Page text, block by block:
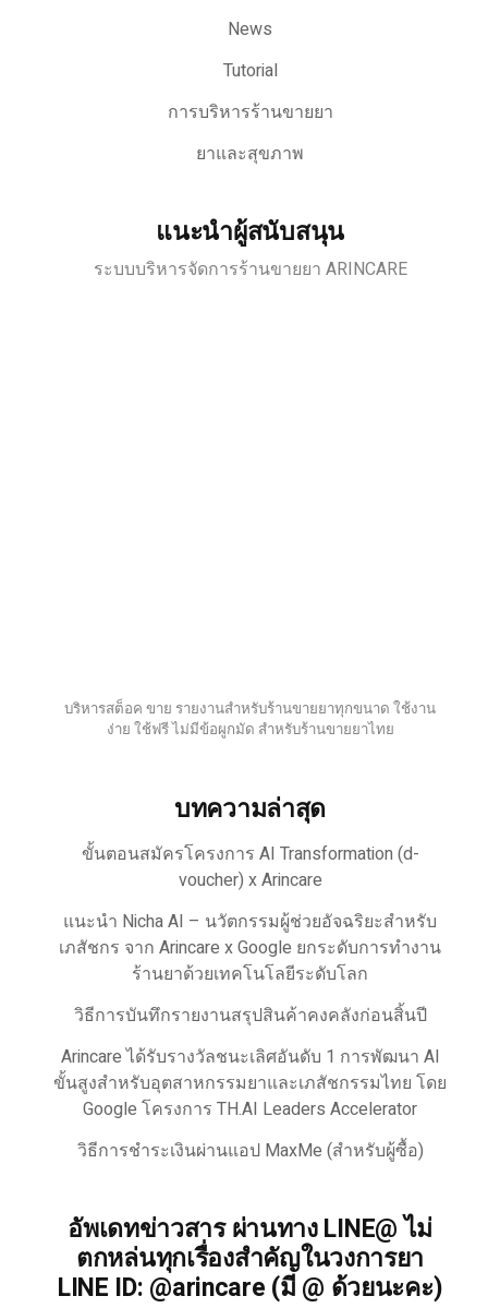
News
Tutorial
การบริหารร้านขายยา
ยาและสุขภาพ
แนะนำผู้สนับสนุน
ระบบบริหารจัดการร้านขายยา ARINCARE
บริหารสต็อค ขาย รายงานสำหรับร้านขายยาทุกขนาด ใช้งาน
ง่าย ใช้ฟรี ไม่มีข้อผูกมัด สำหรับร้านขายยาไทย
บทความล่าสุด
ขั้นตอนสมัครโครงการ AI Transformation (d-
voucher) x Arincare
แนะนำ Nicha AI – นวัตกรรมผู้ช่วยอัจฉริยะสำหรับ
เภสัชกร จาก Arincare x Google ยกระดับการทำงาน
ร้านยาด้วยเทคโนโลยีระดับโลก
วิธีการบันทึกรายงานสรุปสินค้าคงคลังก่อนสิ้นปี
Arincare ได้รับรางวัลชนะเลิศอันดับ 1 การพัฒนา AI
ขั้นสูงสำหรับอุตสาหกรรมยาและเภสัชกรรมไทย โดย
Google โครงการ TH.AI Leaders Accelerator
วิธีการชำระเงินผ่านแอป MaxMe (สำหรับผู้ซื้อ)
อัพเดทข่าวสาร ผ่านทาง LINE@ ไม่
ตกหล่นทุกเรื่องสำคัญในวงการยา
LINE ID: @arincare (มี @ ด้วยนะคะ)